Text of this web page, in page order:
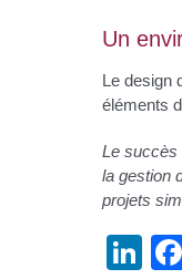
Un
Le design
éléments
Le succès
la gestion
projets
Li